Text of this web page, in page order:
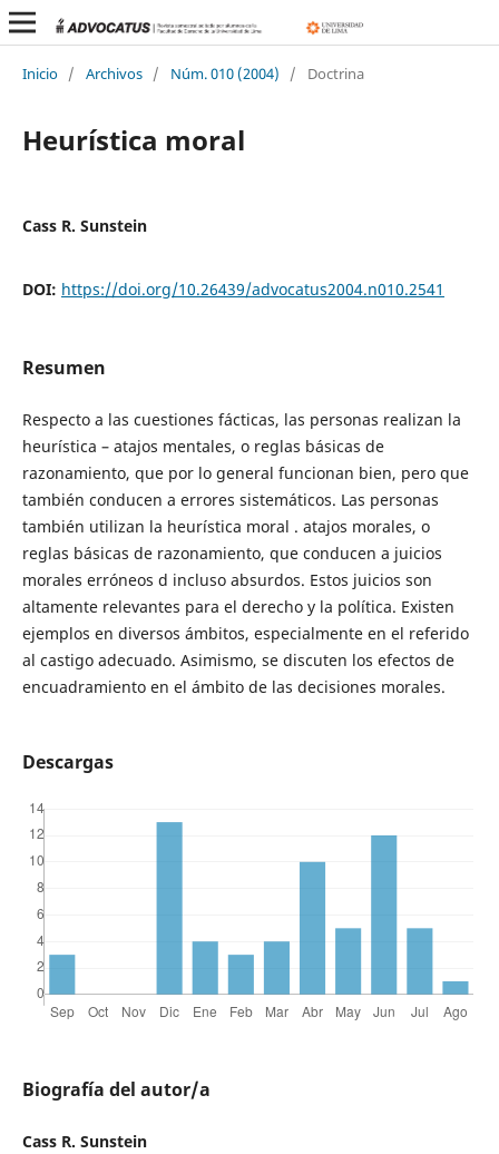
Inicio / Archivos / Núm. 010 (2004) / Doctrina
Heurística moral
Cass R. Sunstein
DOI: https://doi.org/10.26439/advocatus2004.n010.2541
Resumen
Respecto a las cuestiones fácticas, las personas realizan la
heurística – atajos mentales, o reglas básicas de
razonamiento, que por lo general funcionan bien, pero que
también conducen a errores sistemáticos. Las personas
también utilizan la heurística moral . atajos morales, o
reglas básicas de razonamiento, que conducen a juicios
morales erróneos d incluso absurdos. Estos juicios son
altamente relevantes para el derecho y la política. Existen
ejemplos en diversos ámbitos, especialmente en el referido
al castigo adecuado. Asimismo, se discuten los efectos de
encuadramiento en el ámbito de las decisiones morales.
Descargas
Biografía del autor/a
Cass R. Sunstein